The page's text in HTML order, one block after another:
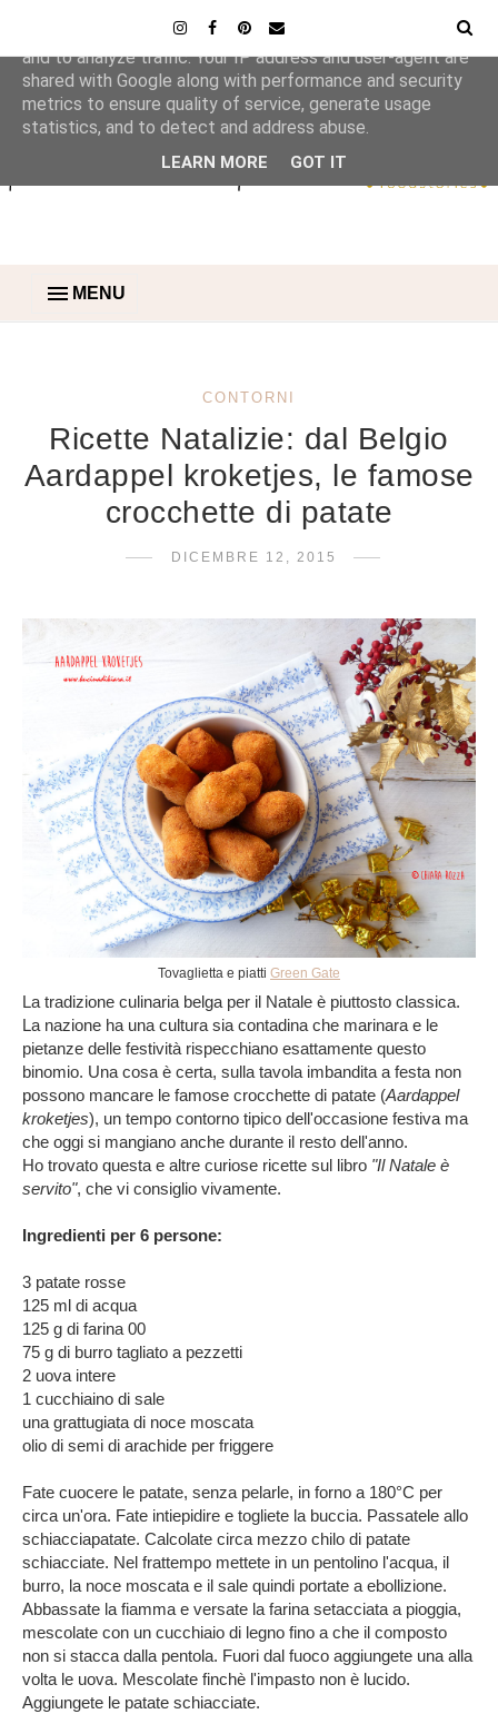
MENU
CONTORNI
Ricette Natalizie: dal Belgio
Aardappel kroketjes, le famose
crocchette di patate
DICEMBRE 12, 2015
Tovaglietta e piatti Green Gate
La tradizione culinaria belga per il Natale è piuttosto classica.
La nazione ha una cultura sia contadina che marinara e le
pietanze delle festività rispecchiano esattamente questo
binomio. Una cosa è certa, sulla tavola imbandita a festa non
possono mancare le famose crocchette di patate (Aardappel
kroketjes), un tempo contorno tipico dell'occasione festiva ma
che oggi si mangiano anche durante il resto dell'anno.
Ho trovato questa e altre curiose ricette sul libro "Il Natale è
servito", che vi consiglio vivamente.
Ingredienti per 6 persone:
3 patate rosse
125 ml di acqua
125 g di farina 00
75 g di burro tagliato a pezzetti
2 uova intere
1 cucchiaino di sale
una grattugiata di noce moscata
olio di semi di arachide per friggere
Fate cuocere le patate, senza pelarle, in forno a 180°C per
circa un'ora. Fate intiepidire e togliete la buccia. Passatele allo
schiacciapatate. Calcolate circa mezzo chilo di patate
schiacciate. Nel frattempo mettete in un pentolino l'acqua, il
burro, la noce moscata e il sale quindi portate a ebollizione.
Abbassate la fiamma e versate la farina setacciata a pioggia,
mescolate con un cucchiaio di legno fino a che il composto
non si stacca dalla pentola. Fuori dal fuoco aggiungete una alla
volta le uova. Mescolate finchè l'impasto non è lucido.
Aggiungete le patate schiacciate.
This site uses cookies from Google to deliver its services
and to analyze traffic. Your IP address and user-agent are
shared with Google along with performance and security
metrics to ensure quality of service, generate usage
statistics, and to detect and address abuse.
LEARN MORE GOT IT